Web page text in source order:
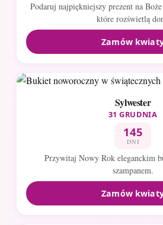
Podaruj najpiękniejszy prezent na
które rozświetlą
Zamów
Sylwester
31 GRUDNIA
145
DNI
Przywitaj Nowy Rok eleganckim
szampanem.
Zamów